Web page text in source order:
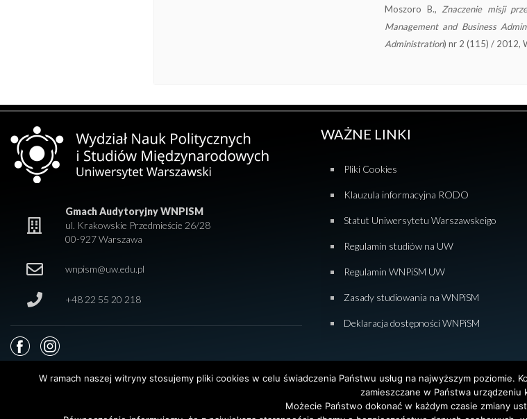
Moszoro B., Znaczenie misji
Management and Business
Administration) nr 2 (115) / 2012,
Gmach Audytoryjny WNPISM
ul. Krakowskie Przedmieście 26/28
00-927 Warszawa
wnpism@uw.edu.pl
+48 22 55 20 218
WAŻNE LINKI
Pliki Cookies
Klauzula informacyjna RODO
Statut Uniwersytetu Warszawskeigo
Regulamin studiów na UW
Regulamin WNPiSM UW
Zasady studiowania na WNPiSM
Deklaracja dostępności WNPiSM
© 2026 Wydział Nauk Politycznych i Studiów Międzynarodowych. Uniwersytet Warszawski. All Rights Reserved. Projekt i
W ramach naszej witryny stosujemy pliki cookies w celu świadczenia Państwu usług na najwyższym
zamieszczane w Państwa urządzeniu
Możecie Państwo dokonać w każdym czasie zmiany